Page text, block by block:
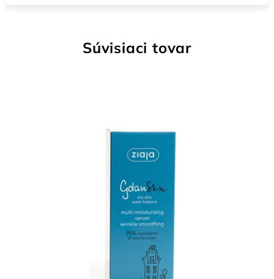
Súvisiaci tovar